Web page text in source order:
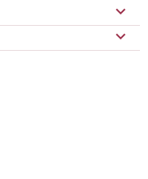

